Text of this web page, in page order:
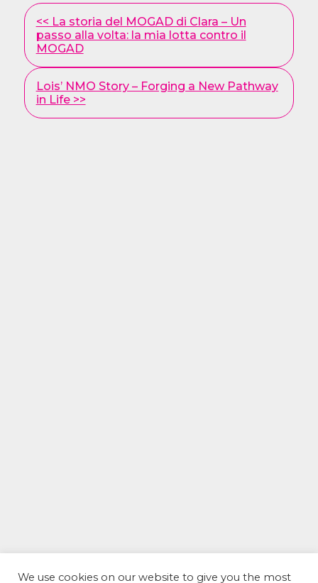
Other
Posts
<< La storia del MOGAD di Clara – Un
passo alla volta: la mia lotta contro il
MOGAD
Lois’ NMO Story – Forging a New Pathway
in Life >>
We use cookies on our website to give you the most